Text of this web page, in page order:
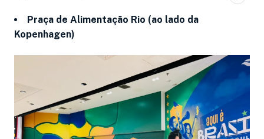
Praça de Alimentação Rio (ao lado da
Kopenhagen)